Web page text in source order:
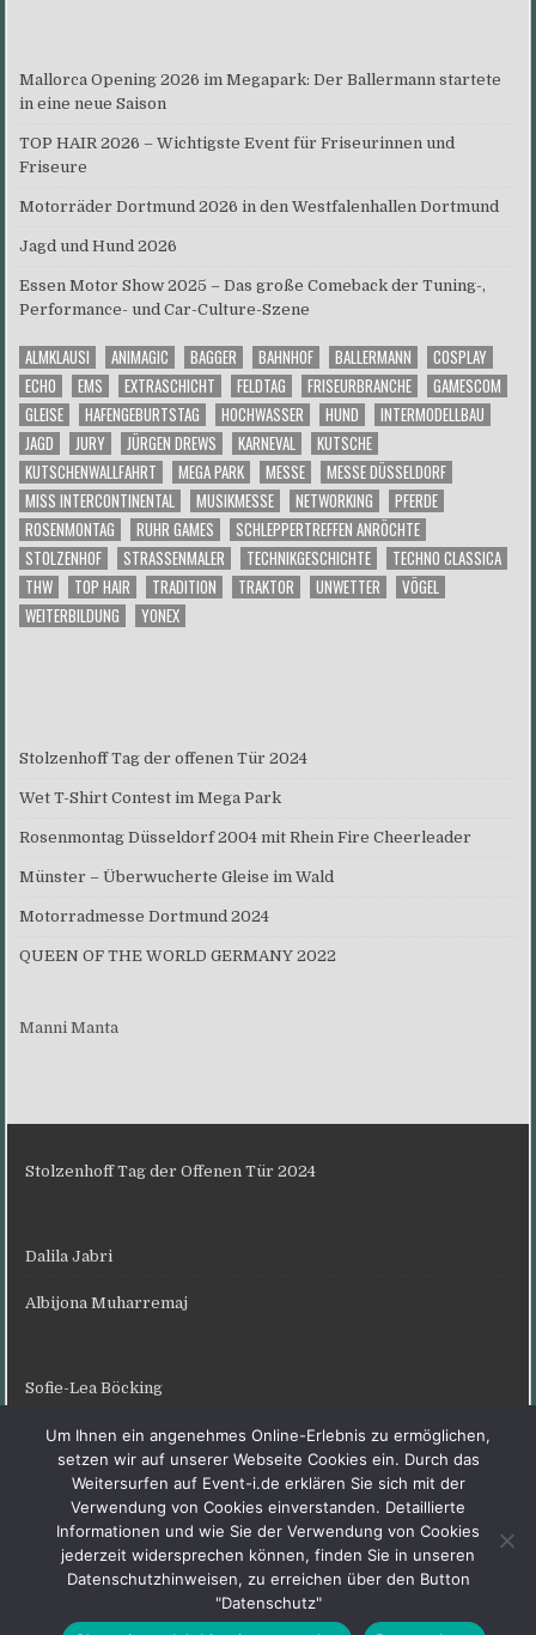
Mallorca Opening 2026 im Megapark: Der Ballermann startete
in eine neue Saison
TOP HAIR 2026 – Wichtigste Event für Friseurinnen und
Friseure
Motorräder Dortmund 2026 in den Westfalenhallen Dortmund
Jagd und Hund 2026
Essen Motor Show 2025 – Das große Comeback der Tuning-,
Performance- und Car-Culture-Szene
ALMKLAUSI ANIMAGIC BAGGER BAHNHOF BALLERMANN
COSPLAY
ECHO
EMS EXTRASCHICHT FELDTAG FRISEURBRANCHE
GAMESCOM
GLEISE
HAFENGEBURTSTAG HOCHWASSER HUND
INTERMODELLBAU
JAGD
JURY JÜRGEN DREWS KARNEVAL
KUTSCHE
KUTSCHENWALLFAHRT
MEGA PARK MESSE
MESSE DÜSSELDORF
MISS INTERCONTINENTAL
MUSIKMESSE NETWORKING
PFERDE
ROSENMONTAG
RUHR GAMES
SCHLEPPERTREFFEN ANRÖCHTE
STOLZENHOF
STRASSENMALER TECHNIKGESCHICHTE
TECHNO CLASSICA
THW
TOP HAIR TRADITION TRAKTOR UNWETTER
VÖGEL
WEITERBILDUNG
YONEX
Stolzenhoff Tag der offenen Tür 2024
Wet T-Shirt Contest im Mega Park
Rosenmontag Düsseldorf 2004 mit Rhein Fire Cheerleader
Münster – Überwucherte Gleise im Wald
Motorradmesse Dortmund 2024
QUEEN OF THE WORLD GERMANY 2022
Manni Manta
Stolzenhoff Tag der Offenen Tür 2024
Dalila Jabri
Albijona Muharremaj
Sofie-Lea Böcking
Karneval Sprakel 2024
Hamm Hindu Tempelfest 2023
Copyright © 2026 Event I (Newsflash-TV)
Um Ihnen ein angenehmes Online-Erlebnis zu ermöglichen,
setzen wir auf unserer Webseite Cookies ein. Durch das
Weitersurfen auf Event-i.de erklären Sie sich mit der
Verwendung von Cookies einverstanden. Detaillierte
Informationen und wie Sie der Verwendung von Cookies
jederzeit widersprechen können, finden Sie in unseren
Datenschutzhinweisen, zu erreichen über den Button
"Datenschutz"